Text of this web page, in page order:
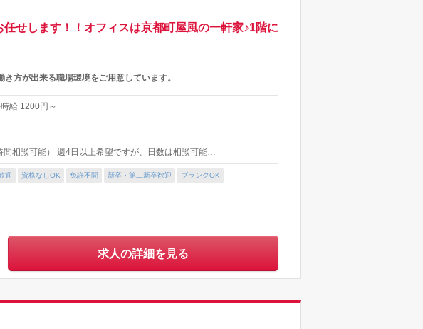
せします！！オフィスは京都町屋風の一軒家♪1階に
方が出来る職場環境をご用意しています。
給 1200円～
相談可能） 週4日以上希望ですが、日数は相談可能…
迎 資格なしOK 免許不問 新卒・第二新卒歓迎 ブランクOK
求人の詳細を見る